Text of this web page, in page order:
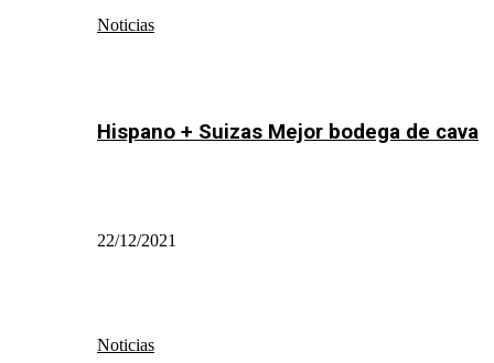
Noticias
Hispano + Suizas Mejor bodega de cava
22/12/2021
Noticias